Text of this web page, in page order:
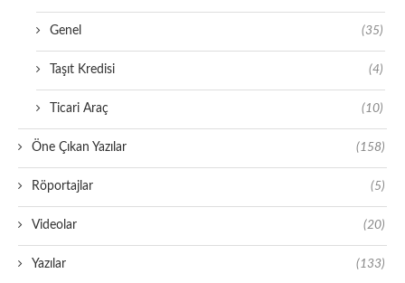
Genel (35)
Taşıt Kredisi (4)
Ticari Araç (10)
Öne Çıkan Yazılar (158)
Röportajlar (5)
Videolar (20)
Yazılar (133)